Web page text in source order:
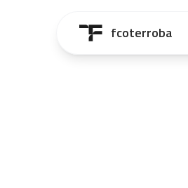
fcoterroba